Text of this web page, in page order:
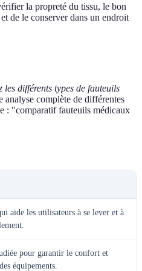
la propreté du tissu, le bon
de le conserver dans un endroit
les différents types de fauteuils
analyse complète de différentes
: "comparatif fauteuils médicaux
aide les utilisateurs à se lever et à
pour garantir le confort et
équipements.